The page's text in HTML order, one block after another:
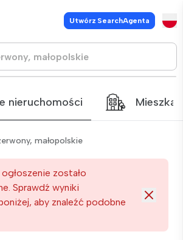
Utwórz SearchAgenta
nieruchomości
małopolskie
zostało
Sprawdź wyniki
aby znaleźć podobne